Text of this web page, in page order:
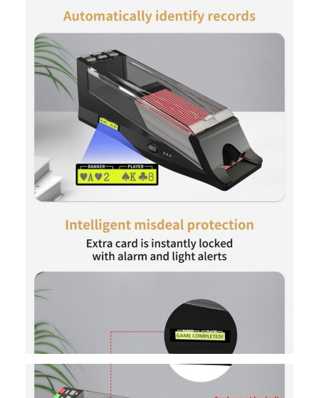
بما في ذلك عمليات الكازينو على مدار الساعة
واللعب المستمر والممتد في البطولات، مع
تكاليف صيانة منخفضة للغاية على المدى
الطويل
المستخدم
يسمح تصميم الجسم الشفاف بالمراقبة
المباشرة لحالة البطاقة الداخلية، وتخفيف
مخاوف اللاعبين وتعزيز تجربة المستخدم
بشكل شامل لكل من اللاعبين والموظفين.